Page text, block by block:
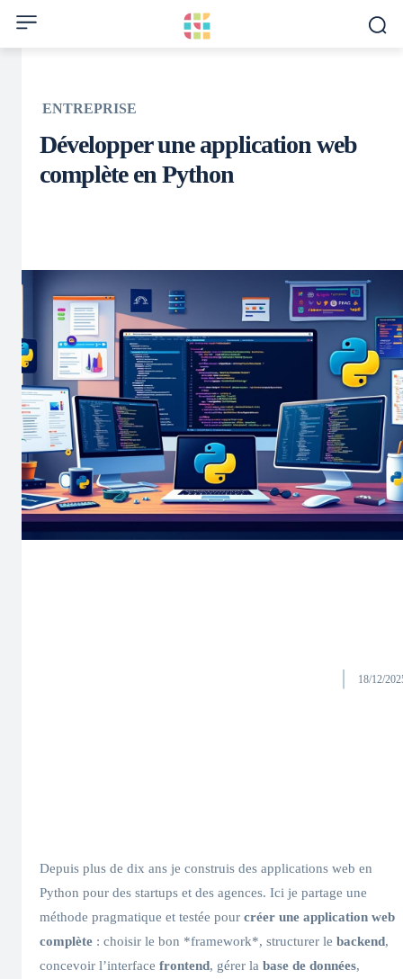
ENTREPRISE
Développer une application web
complète en Python
18/12/
Depuis plus de dix ans je construis des applications web en
Python pour des startups et des agences. Ici je partage une
méthode pragmatique et testée pour créer une application web
complète : choisir le bon *framework*, structurer le backend,
concevoir l’interface frontend, gérer la base de données,